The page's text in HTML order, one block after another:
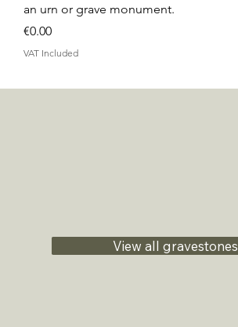
an urn or grave monument.
Price
€0.00
VAT Included
View all gravestones